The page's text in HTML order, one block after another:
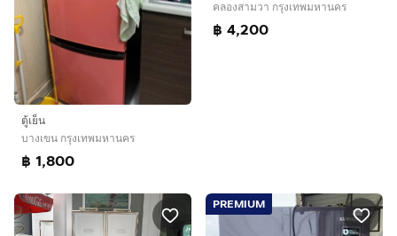
ตู้เย็น
บางเขน กรุงเทพมหานคร
฿ 1,800
คลองสามวา กรุงเทพมหานคร
฿ 4,200
PREMIUM